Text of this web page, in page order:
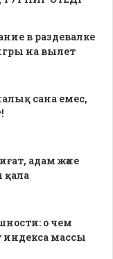
в раздевалке
на вылет
сана емес,
адам және
қала
о чем
индекса массы